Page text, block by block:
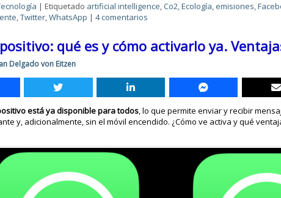
|Etiquetado artificial intelligence,Co2,Ecología, emisiones,
,Twitter,WhatsApp |4 comentarios
qué es y cómo activarlo ya.
Delgado von Eitzen
está ya disponible para todos, lo que permite enviar y recibir
y, adicionalmente, sin el móvil encendido. ¿Cómo ve activa y qué